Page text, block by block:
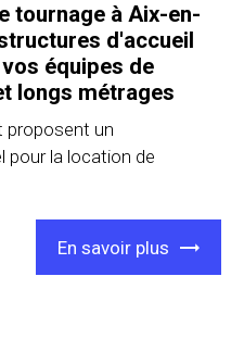
tournage à Aix-en-
d'accueil
équipes de
longs métrages
proposent un
pour la location de
En savoir plus